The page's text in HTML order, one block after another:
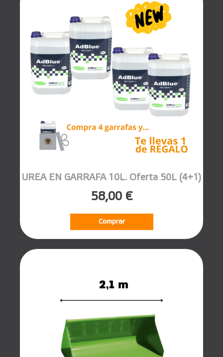
UREA EN GARRAFA 10L. Oferta 50L (4+1)
58,00 €
Comprar